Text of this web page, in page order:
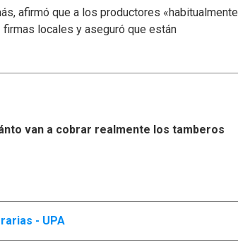
afirmó que a los productores «habitualmente
locales y aseguró que están
van a cobrar realmente los tamberos
- UPA